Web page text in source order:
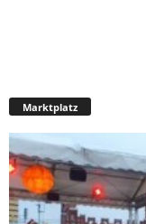
Marktplatz